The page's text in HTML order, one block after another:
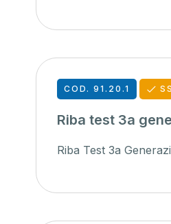
COD. 91.20.1
Riba test 3a
Riba Test 3a